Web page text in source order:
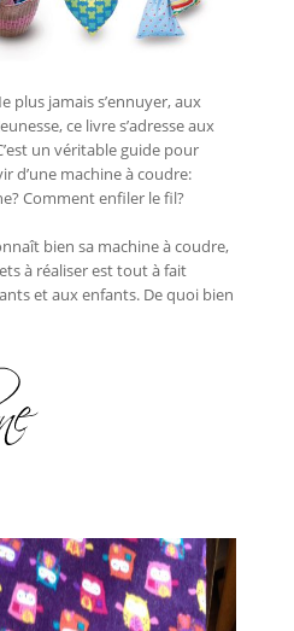
plus jamais s’ennuyer, aux
ce livre s’adresse aux
un véritable guide pour
d’une machine à coudre:
Comment enfiler le fil?
bien sa machine à coudre,
à réaliser est tout à fait
et aux enfants. De quoi bien